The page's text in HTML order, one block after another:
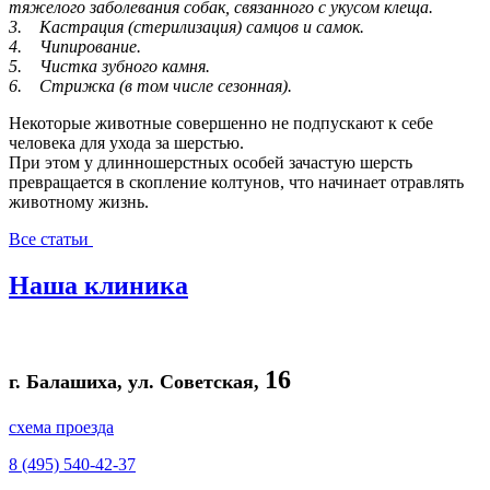
тяжелого заболевания собак, связанного с укусом клеща.
3. Кастрация (стерилизация) самцов и самок.
4. Чипирование.
5. Чистка зубного камня.
6. Стрижка (в том числе сезонная).
Некоторые животные совершенно не подпускают к себе
человека для ухода за шерстью.
При этом у длинношерстных особей зачастую шерсть
превращается в скопление колтунов, что начинает отравлять
животному жизнь.
Все статьи
Наша клиника
г. Балашиха, ул. Советская, 16
схема проезда
8 (495) 540-42-37